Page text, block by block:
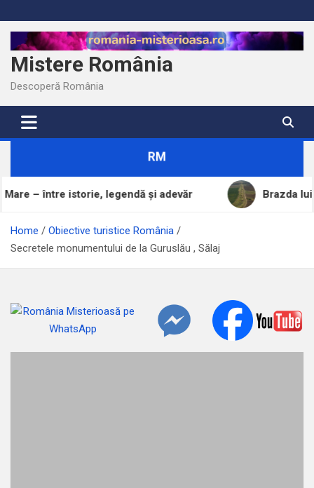
to
content
Mistere România
Descoperă România
RM
legendă și adevăr Brazda lui Novac, una
Home
Obiective turistice România
Secretele monumentului de la Guruslău , Sălaj